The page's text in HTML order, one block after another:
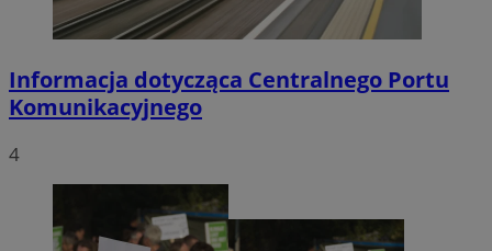
Informacja dotycząca Centralnego Portu
Komunikacyjnego
4